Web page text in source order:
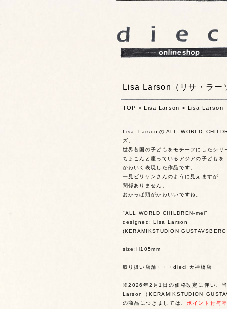
Lisa Larson（リサ・ラ
TOP >Lisa Larson > Lisa Larson
Lisa LarsonのALL WORLD
ズ。
世界各国の子どもをモチーフにしたシリ
ちょこんと座っているアジアの子どもを
かわいく表現した作品です。
一見ビリケンさんのように見えますが
関係ありません。
おかっぱ頭がかわいいですね。
"ALL WORLD CHILDREN-mei"
designed: Lisa Larson
(KERAMIKSTUDION
size:H105mm
取り扱い店舗・・・dieci 天神橋店
※2026年2月1日の価格改定に伴い、
Larson（KERAMIKSTUDION
の商品につきましては、
ポイント付与